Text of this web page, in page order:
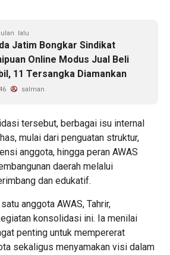
lalu
Jatim Bongkar Sindikat
Online Modus Jual Beli
11 Tersangka Diamankan
salman
tersebut, berbagai isu internal
mulai dari penguatan struktur,
anggota, hingga peran AWAS
daerah melalui
dan edukatif.
anggota AWAS, Tahrir,
konsolidasi ini. Ia menilai
penting untuk mempererat
sekaligus menyamakan visi dalam